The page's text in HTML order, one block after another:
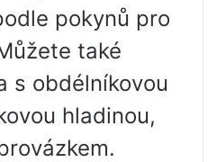
pokynů pro
také
s obdélníkovou
hladinou,